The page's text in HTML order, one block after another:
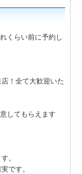
くらい前に予約し
！全て大歓迎いた
してもらえます
。
です。